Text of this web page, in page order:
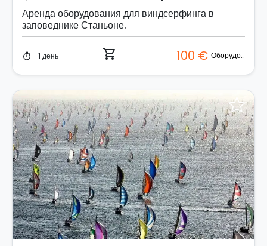
Аренда оборудования для виндсерфинга в
заповеднике Станьоне.
timer 1 день shopping_cart 100 € Оборудование